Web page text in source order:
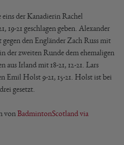
der Kanadierin Rachel
19-21 geschlagen geben. Alexander
den Engländer Zach Russ mit
der zweiten Runde dem ehemaligen
Irland mit 18-21, 12-21. Lars
Emil Holst 9-21, 15-21. Holst ist bei
gesetzt.
von BadmintonScotland via